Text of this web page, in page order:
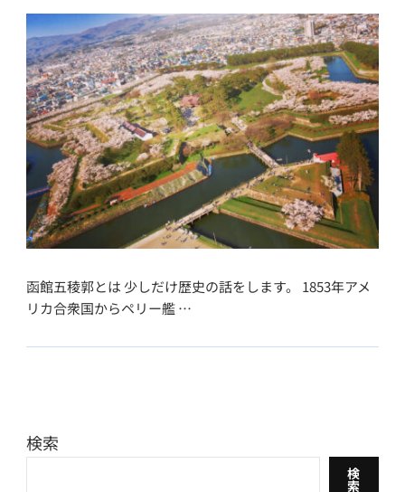
函館五稜郭とは 少しだけ歴史の話をします。 1853年アメ
リカ合衆国からペリー艦 …
検索
検
索